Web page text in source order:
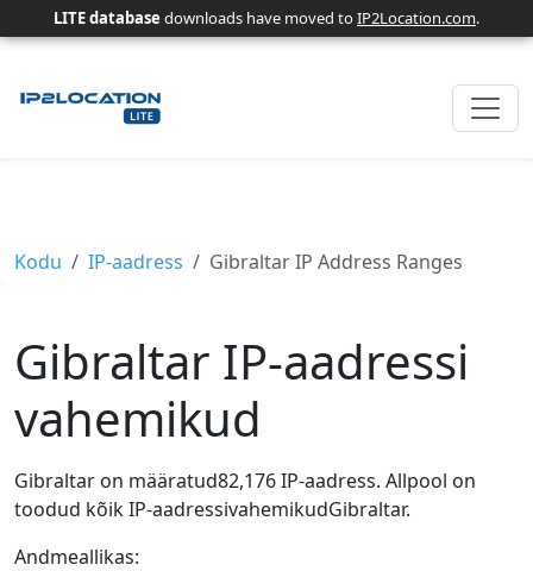
LITE database downloads have moved toIP2Location.com.
Kodu IP-aadress Gibraltar IP Address Ranges
Gibraltar IP-aadressi
vahemikud
Gibraltar on määratud82,176 IP-aadress. Allpool on
toodud kõik IP-aadressivahemikudGibraltar.
Andmeallikas: